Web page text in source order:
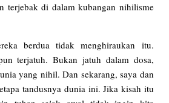
terjebak di dalam kubangan nihilisme
berdua tidak menghiraukan itu.
terjatuh. Bukan jatuh dalam dosa,
yang nihil. Dan sekarang, saya dan
tandusnya dunia ini. Jika kisah itu